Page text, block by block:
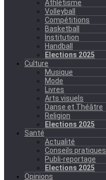
Athlétisme
Volleyball
Compétitions
Basketball
Institution
Handball
Elections 2025
Culture
Musique
Mode
Livres
Arts visuels
Danse et Théâtre
Religion
Elections 2025
Santé
Actualité
Conseils pratiques
Publi-reportage
Elections 2025
Opinions